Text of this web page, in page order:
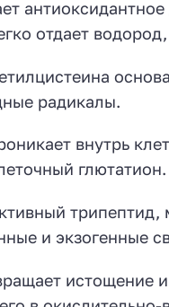
отдает
радикалы.
внутрь
глютатион.
и экзогенные
истощение